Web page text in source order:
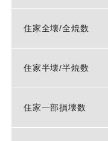
住家全壊/全焼数
住家半壊/半焼数
住家一部損壊数